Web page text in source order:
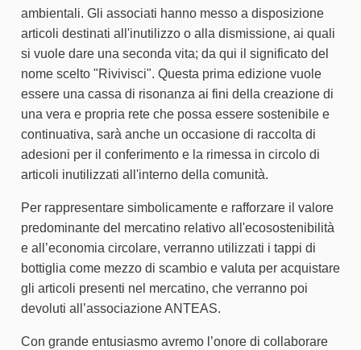
ambientali. Gli associati hanno messo a disposizione
articoli destinati all'inutilizzo o alla dismissione, ai quali
si vuole dare una seconda vita; da qui il significato del
nome scelto "Rivivisci". Questa prima edizione vuole
essere una cassa di risonanza ai fini della creazione di
una vera e propria rete che possa essere sostenibile e
continuativa, sarà anche un occasione di raccolta di
adesioni per il conferimento e la rimessa in circolo di
articoli inutilizzati all'interno della comunità.
Per rappresentare simbolicamente e rafforzare il valore
predominante del mercatino relativo all'ecosostenibilità
e all’economia circolare, verranno utilizzati i tappi di
bottiglia come mezzo di scambio e valuta per acquistare
gli articoli presenti nel mercatino, che verranno poi
devoluti all’associazione ANTEAS.
Con grande entusiasmo avremo l’onore di collaborare